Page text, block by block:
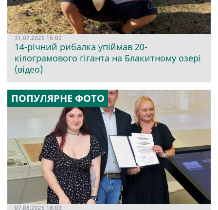
31.07.2026 16:00
14-річний рибалка упіймав 20-
кілограмового гіганта на Блакитному озері
(відео)
ПОПУЛЯРНЕ ФОТО
07.08.2026 18:03